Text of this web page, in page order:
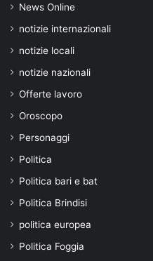
News Online
notizie internazionali
notizie locali
notizie nazionali
Offerte lavoro
Oroscopo
Personaggi
Politica
Politica bari e bat
Politica Brindisi
politica europea
Politica Foggia